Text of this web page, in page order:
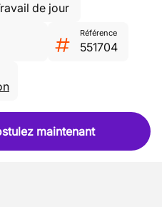
de jour
Référence
551704
maintenant